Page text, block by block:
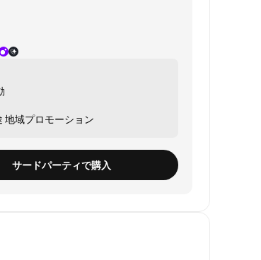
地域プロモーション
サードパーティで購入